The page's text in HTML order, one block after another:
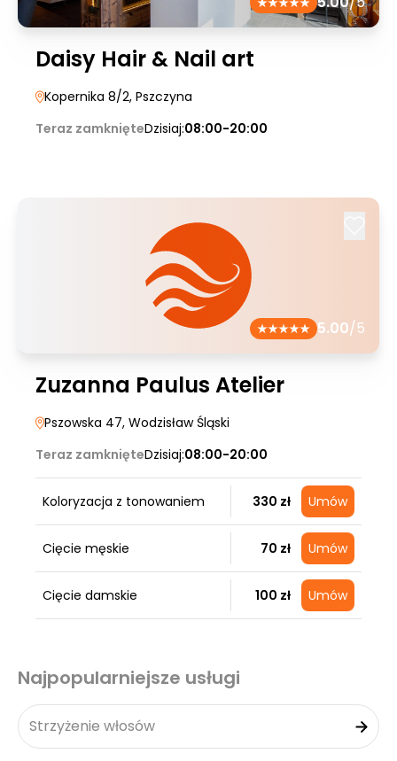
Daisy Hair & Nail art
Kopernika 8/2, Pszczyna
Teraz zamknięteDzisiaj:08:00-20:00
5.00/5
Zuzanna Paulus Atelier
Pszowska 47, Wodzisław Śląski
Teraz zamknięteDzisiaj:08:00-20:00
Koloryzacja z tonowaniem 330 zł Umów
Cięcie męskie 70 zł Umów
Cięcie damskie 100 zł Umów
Najpopularniejsze usługi
Strzyżenie włosów